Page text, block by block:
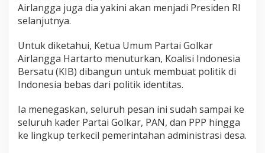
Airlangga juga dia yakini akan menjadi Presiden RI
selanjutnya.
Untuk diketahui, Ketua Umum Partai Golkar
Airlangga Hartarto menuturkan, Koalisi Indonesia
Bersatu (KIB) dibangun untuk membuat politik di
Indonesia bebas dari politik identitas.
Ia menegaskan, seluruh pesan ini sudah sampai ke
seluruh kader Partai Golkar, PAN, dan PPP hingga
ke lingkup terkecil pemerintahan administrasi desa.